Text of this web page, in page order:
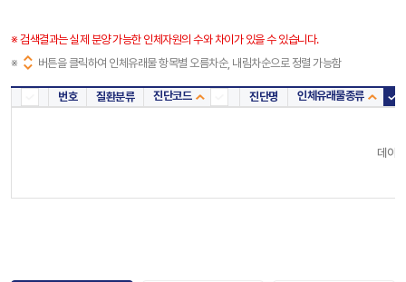
※ 검색결과는 실제 분양 가능한 인체자원의 수와 차이가 있을 수 있습니다.
※
버튼을 클릭하여 인체유래물 항목별 오름차순, 내림차순으로 정렬 가능함
번호 질환분류 진단코드
진단코드
진단명 인체유래물종류
인체
데이